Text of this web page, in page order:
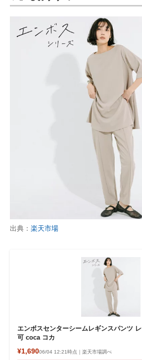
出典： 楽天市場
エンボスセンターシームレギンスパンツ
可 coca コカ
¥1,69006/04 12:21時点｜楽天市場調べ